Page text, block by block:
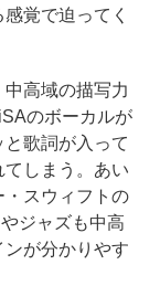
覚で迫ってく
高域の描写力
のボーカルが
歌詞が入って
しまう。あい
スウィフトの
ジャズも中高
が分かりやす